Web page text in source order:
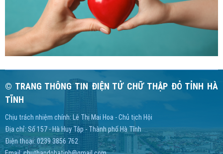
© TRANG THÔNG TIN ĐIỆN TỬ CHỮ THẬP ĐỎ TỈNH HÀ
TĨNH
Chịu trách nhiệm chính: Lê Thị Mai Hoa - Chủ tịch Hội
Địa chỉ: Số 157 - Hà Huy Tập - Thành phố Hà Tĩnh
Điện thoại: 0239 3856 762